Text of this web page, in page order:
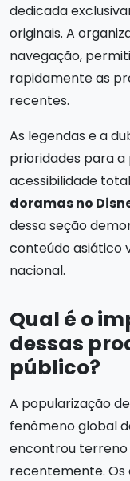
dedicada
originais. A
navegação,
rapidamente as
recentes.
As legendas e a
prioridades para
acessibilidade
doramas no
dessa seção
conteúdo asiático
nacional.
Qual é o
dessas
público?
A popularização
fenômeno global
encontrou
recentemente.